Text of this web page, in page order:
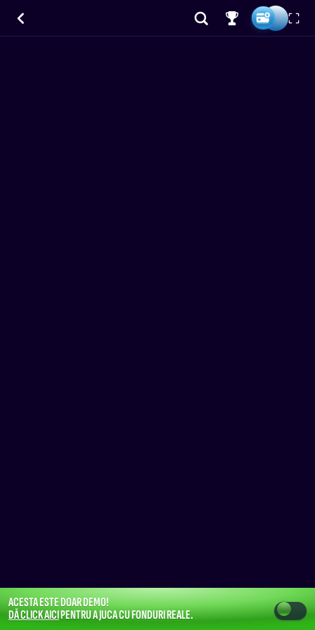
ACESTA ESTE DOAR DEMO!
DĂ CLICK AICIPENTRU A JUCA CU FONDURI REALE.